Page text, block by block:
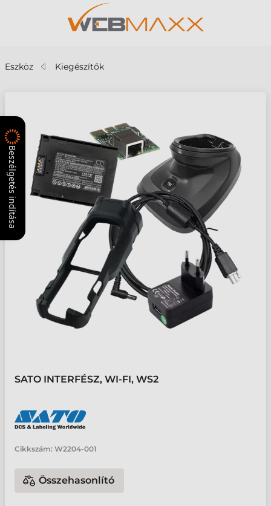
Eszköz Kiegészítők
SATO INTERFÉSZ, WI-FI, WS2
Cikkszám: W2204-001
Összehasonlító
Beszélgetés indítása